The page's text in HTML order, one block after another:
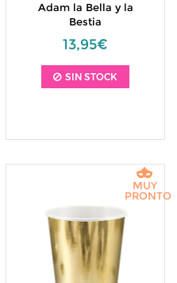
Adam la Bella y la
Bestia
13,95€
SIN STOCK
MUY
PRONTO